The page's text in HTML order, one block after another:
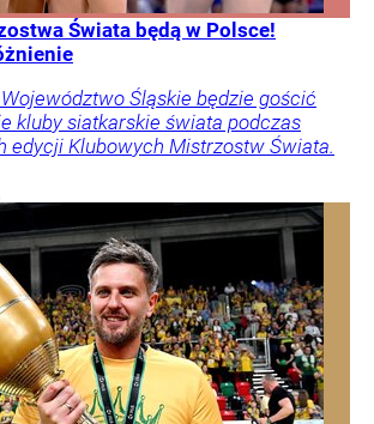
Świata będą w Polsce!
Śląskie będzie gościć
kluby siatkarskie świata podczas
edycji Klubowych Mistrzostw Świata.